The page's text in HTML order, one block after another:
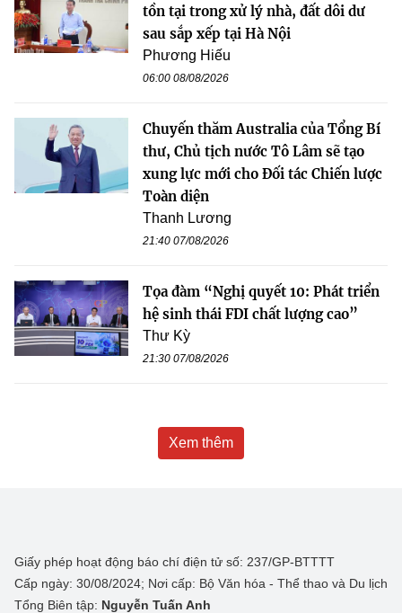
tồn tại trong xử lý nhà, đất dôi dư
sau sắp xếp tại Hà Nội
Phương Hiếu
06:00 08/08/2026
Chuyến thăm Australia của Tổng Bí
thư, Chủ tịch nước Tô Lâm sẽ tạo
xung lực mới cho Đối tác Chiến lược
Toàn diện
Thanh Lương
21:40 07/08/2026
Tọa đàm “Nghị quyết 10: Phát triển
hệ sinh thái FDI chất lượng cao”
Thư Kỳ
21:30 07/08/2026
Xem thêm
Giấy phép hoạt động báo chí điện tử số: 237/GP-BTTTT
Cấp ngày: 30/08/2024; Nơi cấp: Bộ Văn hóa - Thể thao và Du lịch
Tổng Biên tập: Nguyễn Tuấn Anh